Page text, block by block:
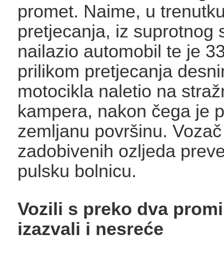
promet. Naime, u
pretjecanja, iz suprotnog
nailazio automobil te je
prilikom pretjecanja
motocikla naletio na
kampera, nakon čega je
zemljanu površinu.
zadobivenih ozljeda
pulsku bolnicu.
Vozili s preko dva
izazvali i nesreće